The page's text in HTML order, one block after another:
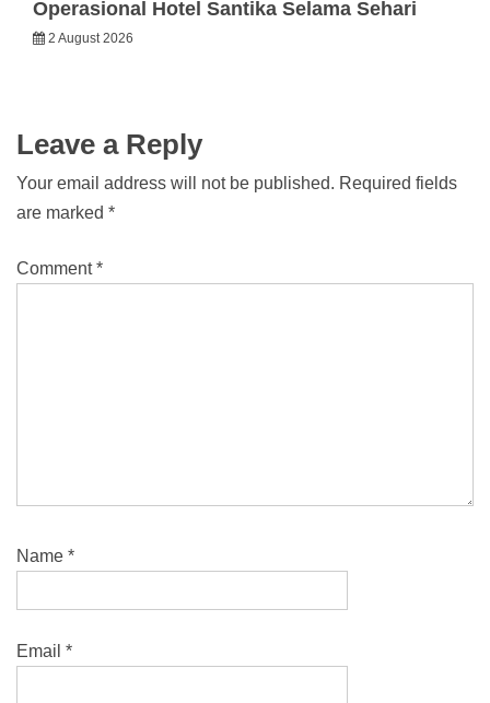
Operasional Hotel Santika Selama Sehari
2 August 2026
Leave a Reply
Your email address will not be published. Required fields
are marked *
Comment*
Name *
Email *